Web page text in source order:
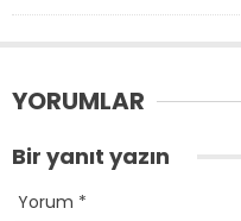
YORUMLAR
Bir yanıt yazın
Yorum *